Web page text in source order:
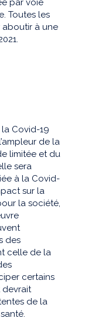
par voie
Toutes les
à une
Covid-19
de la
limitée et du
sera
à la Covid-
sur la
la société,
des
celle de la
certains
devrait
de la